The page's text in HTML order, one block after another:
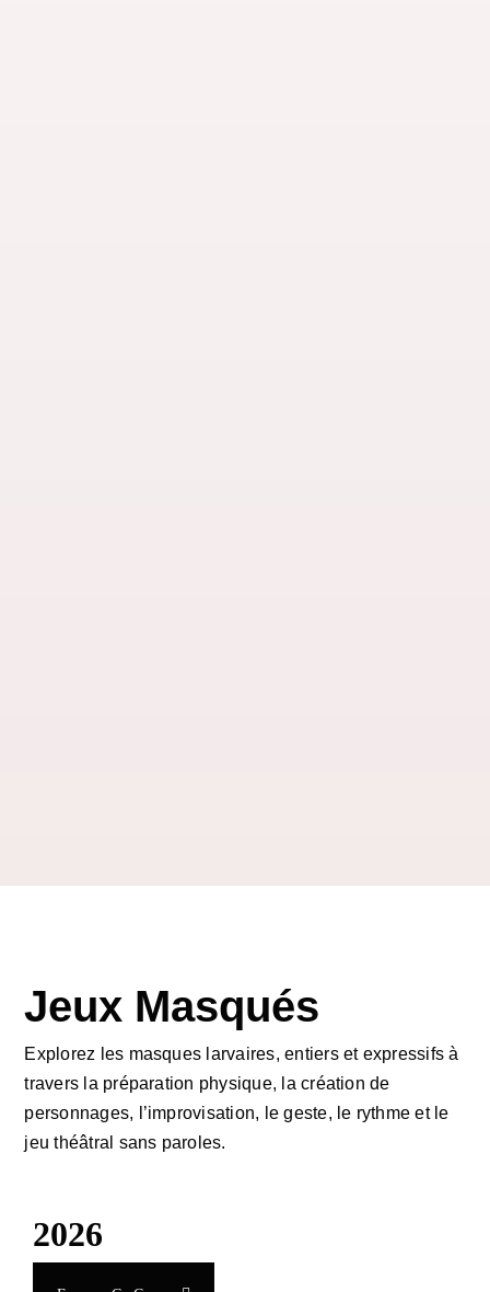
Jeux Masqués
Explorez les masques larvaires, entiers et expressifs à
travers la préparation physique, la création de
personnages, l’improvisation, le geste, le rythme et le
jeu théâtral sans paroles.
2026